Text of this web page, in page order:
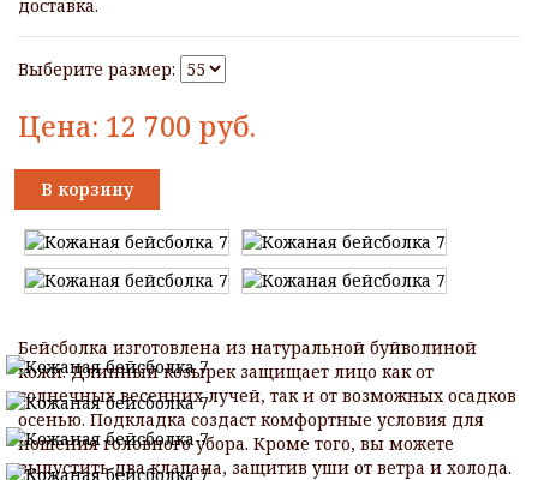
доставка.
Выберите размер:
Цена: 12 700 руб.
В корзину
Бейсболка изготовлена из натуральной буйволиной
кожи. Длинный козырек защищает лицо как от
солнечных весенних лучей, так и от возможных осадков
осенью. Подкладка создаст комфортные условия для
ношения головного убора. Кроме того, вы можете
выпустить два клапана, защитив уши от ветра и холода.